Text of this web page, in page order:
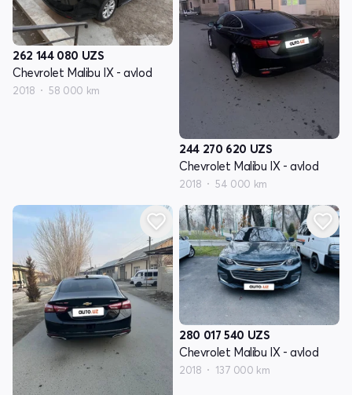
262 144 080 UZS
Chevrolet Malibu IX - avlod
2018 58 000 km
244 270 620 UZS
Chevrolet Malibu IX - avlod
2018 54 000 km
280 017 540 UZS
Chevrolet Malibu IX - avlod
2018 137 000 km